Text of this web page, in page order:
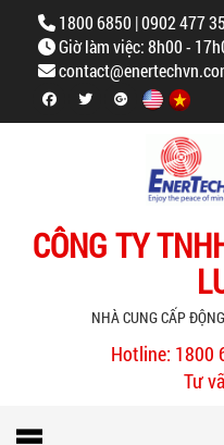
1800 6850 | 0902 477
Giờ làm việc: 8h00 -
CÔNG TY
NHÀ CUNG CẤP
Hotline: 1800
Tư